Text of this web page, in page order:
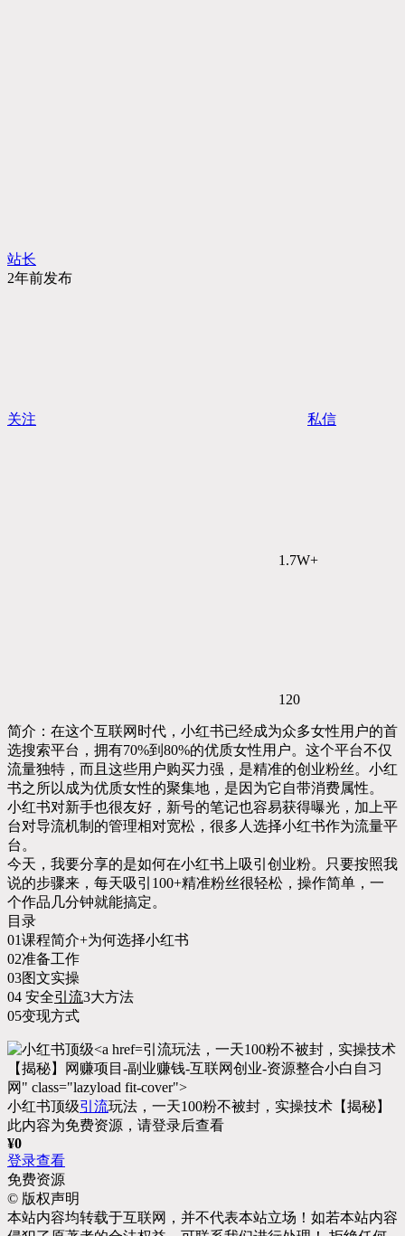
站长
2年前发布
关注 私信
1.7W+
120
简介：在这个互联网时代，小红书已经成为众多女性用户的首
选搜索平台，拥有70%到80%的优质女性用户。这个平台不仅
流量独特，而且这些用户购买力强，是精准的创业粉丝。小红
书之所以成为优质女性的聚集地，是因为它自带消费属性。
小红书对新手也很友好，新号的笔记也容易获得曝光，加上平
台对导流机制的管理相对宽松，很多人选择小红书作为流量平
台。
今天，我要分享的是如何在小红书上吸引创业粉。只要按照我
说的步骤来，每天吸引100+精准粉丝很轻松，操作简单，一
个作品几分钟就能搞定。
目录
01课程简介+为何选择小红书
02准备工作
03图文实操
04 安全引流3大方法
05变现方式
引流玩法，一天100粉不被封，实操技术
【揭秘】网赚项目-副业赚钱-互联网创业-资源整合小白自习
网" class="lazyload fit-cover">
小红书顶级引流玩法，一天100粉不被封，实操技术【揭秘】
此内容为免费资源，请登录后查看
¥0
登录查看
免费资源
© 版权声明
本站内容均转载于互联网，并不代表本站立场！如若本站内容